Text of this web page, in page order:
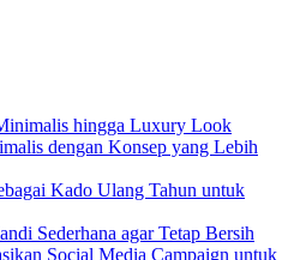
hingga Luxury Look
dengan Konsep yang Lebih
Kado Ulang Tahun untuk
Sederhana agar Tetap Bersih
Social Media Campaign untuk